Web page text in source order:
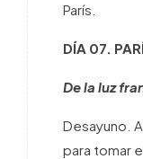
París.
DÍA 07.
De la luz
Desayuno.
para tomar